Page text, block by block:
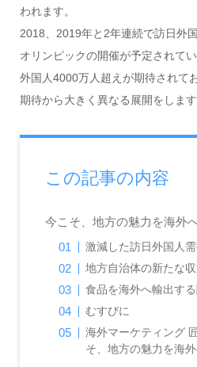
われます。
2018、2019年と2年連続で訪日外
オリンピックの開催が予定されて
外国人4000万人超えが期待されて
期待から大きく異なる展開をします
この記事の内容
今こそ、地方の魅力を海外
激減した訪日外国人
地方自治体の新たな
食品を海外へ輸出す
むすびに
海外マーケティング
そ、地方の魅力を海